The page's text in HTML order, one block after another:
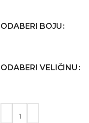
ODABERI BOJU
ODABERI VELIČINU